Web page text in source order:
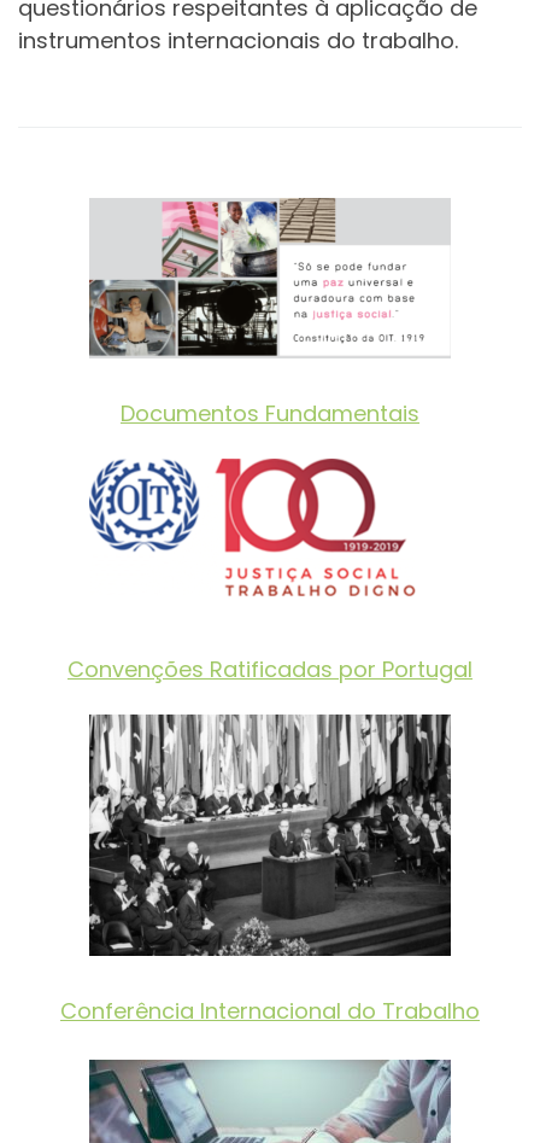
questionários respeitantes à aplicação de
instrumentos internacionais do trabalho.
Documentos Fundamentais
Convenções Ratificadas por Portugal
Conferência Internacional do Trabalho